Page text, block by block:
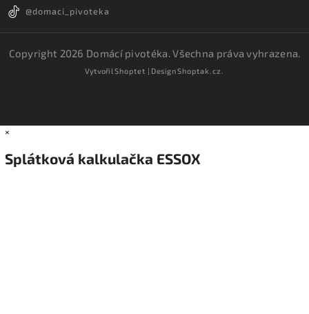
@domaci_pivoteka
Copyright 2026 Domácí pivotéka. Všechna práva vyhrazena.
VytvořilShoptet | DesignShoptak.cz.
×
Splátková kalkulačka ESSOX